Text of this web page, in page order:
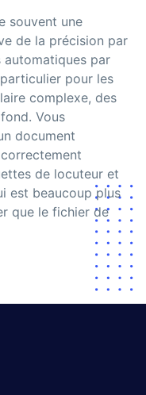
souvent une
de la précision par
par
pour les
complexe, des
Vous
document
de locuteur et
est beaucoup plus
que le fichier de